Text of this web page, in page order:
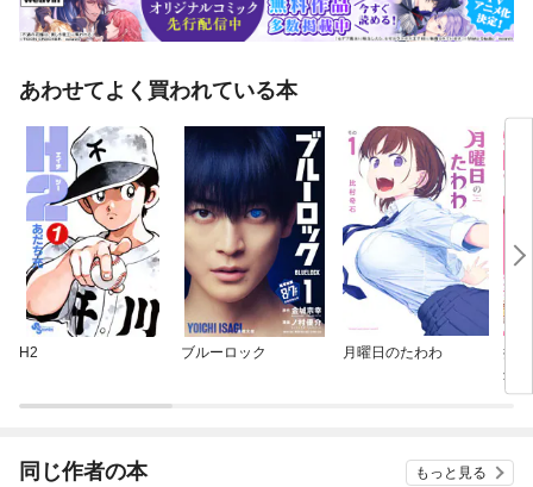
あわせてよく買われている本
H2 ブルーロック 月曜日のたわわ
撲
処
同じ作者の本 もっと見る